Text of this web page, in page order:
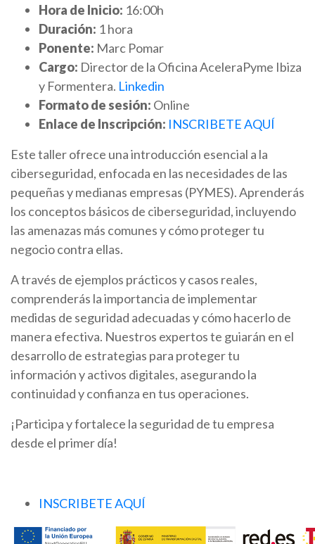
Hora de Inicio: 16:00h
Duración: 1 hora
Ponente: Marc Pomar
Cargo: Director de la Oficina AceleraPyme Ibiza
y Formentera. Linkedin
Formato de sesión: Online
Enlace de Inscripción: INSCRIBETE AQUÍ
Este taller ofrece una introducción esencial a la
ciberseguridad, enfocada en las necesidades de las
pequeñas y medianas empresas (PYMES). Aprenderás
los conceptos básicos de ciberseguridad, incluyendo
las amenazas más comunes y cómo proteger tu
negocio contra ellas.
A través de ejemplos prácticos y casos reales,
comprenderás la importancia de implementar
medidas de seguridad adecuadas y cómo hacerlo de
manera efectiva. Nuestros expertos te guiarán en el
desarrollo de estrategias para proteger tu
información y activos digitales, asegurando la
continuidad y confianza en tus operaciones.
¡Participa y fortalece la seguridad de tu empresa
desde el primer día!
INSCRIBETE AQUÍ